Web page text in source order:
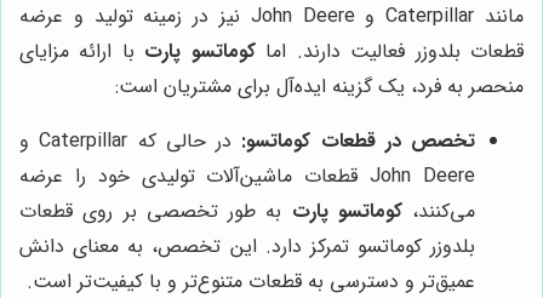
مانند Caterpillar و John Deere نیز در زمینه تولید و عرضه
قطعات بلدوزر فعالیت دارند. اماکوماتسو پارت با ارائه مزایای
منحصر به فرد، یک گزینه ایده‌آل برای مشتریان است:
تخصص در قطعات کوماتسو:
در حالی که Caterpillar و
John Deere قطعات ماشین‌آلات تولیدی خود را عرضه
می‌کنند،کوماتسو پارت به طور تخصصی بر روی قطعات
بلدوزر کوماتسو تمرکز دارد. این تخصص، به معنای دانش
عمیق‌تر و دسترسی به قطعات متنوع‌تر و با کیفیت‌تر است.